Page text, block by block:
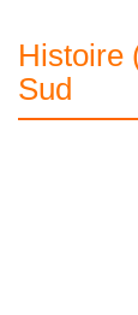
Histoire
Sud